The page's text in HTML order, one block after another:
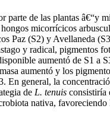
parte de las plantas â€“y
micorrícicos
Paz (S2) y Avellaneda
y radical,
aumentó de S1
aumentó y los
En general, la
de L. tenuis consistiría
nativa, favoreciendo